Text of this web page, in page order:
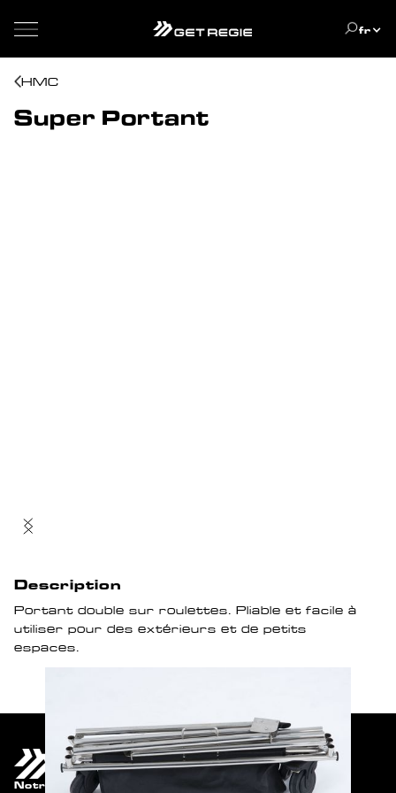
fr
HMC
Super Portant
Description
Portant double sur roulettes. Pliable et facile à
utiliser pour des extérieurs et de petits
espaces.
Notre catalogue